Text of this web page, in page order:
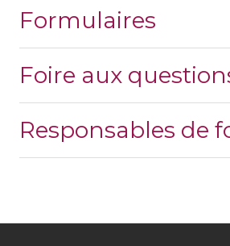
Formulaires
Foire aux
Responsables de